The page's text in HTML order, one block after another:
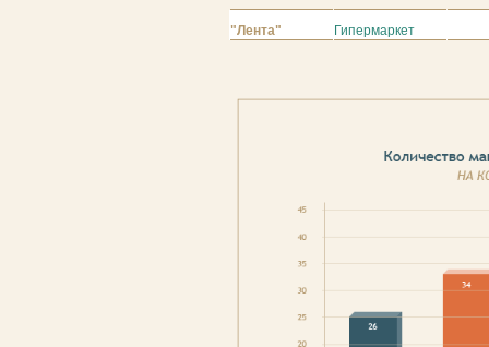
"Лента" Гипермаркет